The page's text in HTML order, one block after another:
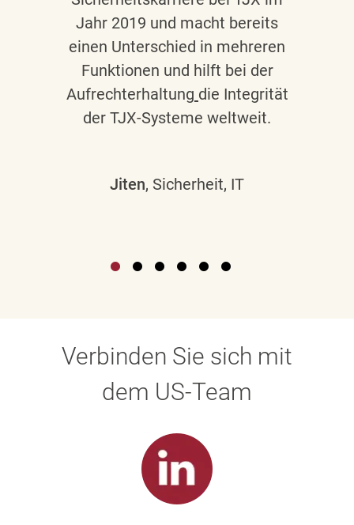
Jahr 2019 und macht bereits
einen Unterschied in mehreren
Funktionen und hilft bei der
Aufrechterhaltung die Integrität
der TJX-Systeme weltweit.
Jiten, Sicherheit, IT
Verbinden Sie sich mit
dem US-Team